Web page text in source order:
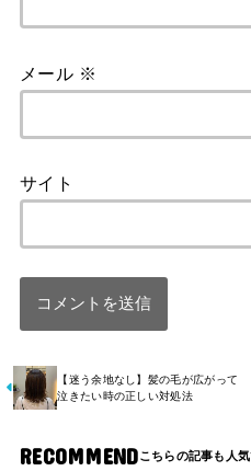
メール ※
サイト
【迷う余地なし】髪の毛が広がって
泣きたい時の正しい対処法
RECOMMEND